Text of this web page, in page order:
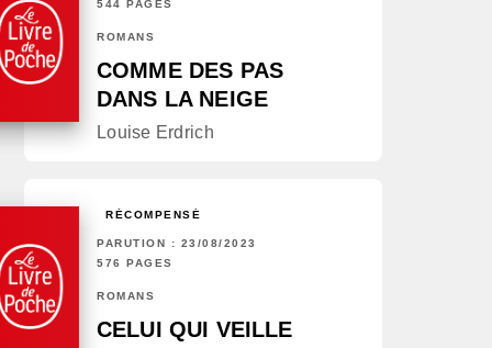
544 PAGES
ROMANS
COMME DES PAS
DANS LA NEIGE
Louise Erdrich
RÉCOMPENSÉ
PARUTION : 23/08/2023
576 PAGES
ROMANS
CELUI QUI VEILLE